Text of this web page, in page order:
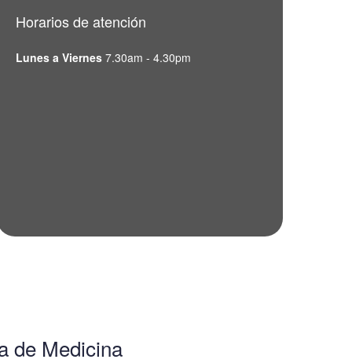
Horarios de atención
Lunes a Viernes 7.30am - 4.30pm
de Medicina